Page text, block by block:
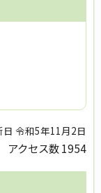
日 令和5年11月2日
アクセス数1954